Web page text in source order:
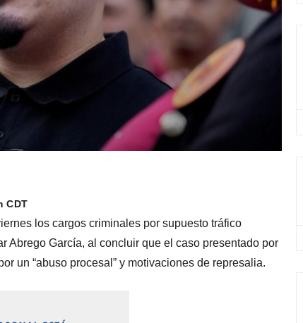
CDT
los cargos criminales por supuesto tráfico
Abrego García, al concluir que el caso presentado por
un “abuso procesal” y motivaciones de represalia.